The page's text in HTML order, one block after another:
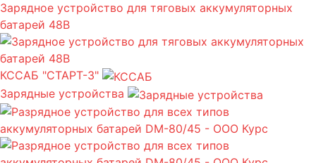
Зарядное устройство для тяговых аккумуляторных
батарей 48В
КССАБ "СТАРТ-3"
Зарядные устройства